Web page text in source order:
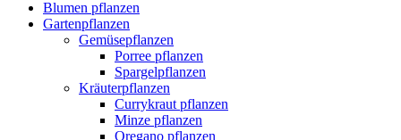
Blumen pflanzen
Gartenpflanzen
Gemüsepflanzen
Porree pflanzen
Spargelpflanzen
Kräuterpflanzen
Currykraut pflanzen
Minze pflanzen
Oregano pflanzen